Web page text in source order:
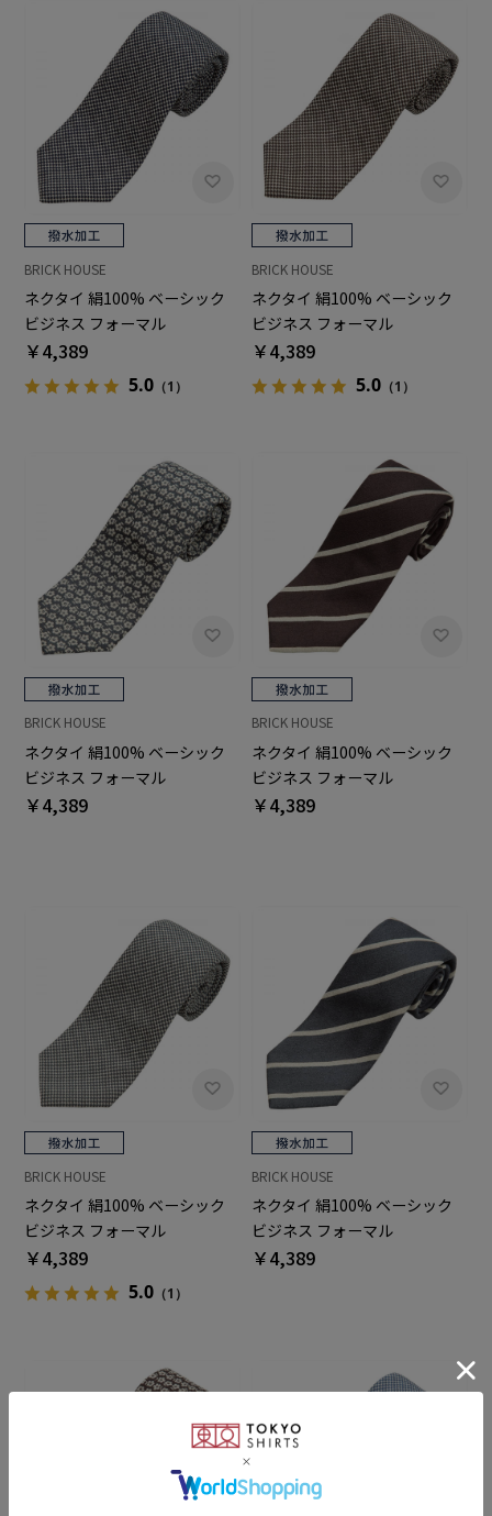
BRICK HOUSE
ネクタイ 絹100% ベーシック
ビジネス フォーマル
￥4,389
5.0（1）
BRICK HOUSE
ネクタイ 絹100% ベーシック
ビジネス フォーマル
￥4,389
5.0 （1）
BRICK HOUSE
ネクタイ 絹100% ベーシック
ビジネス フォーマル
￥4,389
BRICK HOUSE
ネクタイ 絹100% ベーシック
ビジネス フォーマル
￥4,389
BRICK HOUSE
ネクタイ 絹100% ベーシック
ビジネス フォーマル
￥4,389
5.0（1）
BRICK HOUSE
ネクタイ 絹100% ベーシック
ビジネス フォーマル
￥4,389